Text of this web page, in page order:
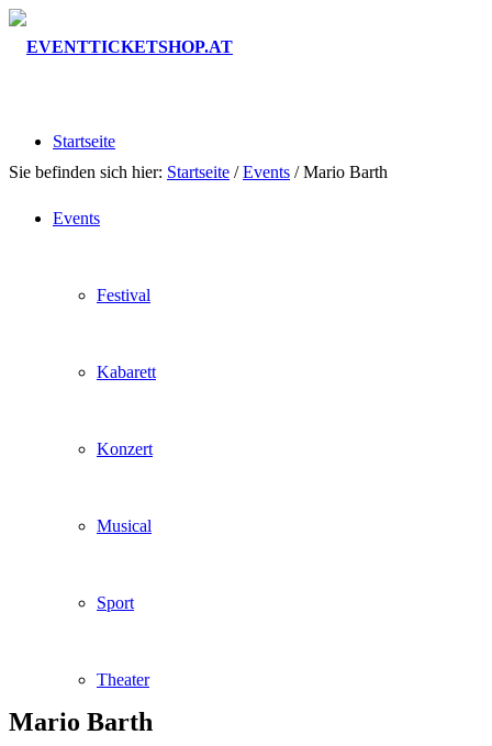
Startseite
Events
Festival
Kabarett
Konzert
Musical
Sport
Theater
Sie befinden sich hier: Startseite / Events / Mario Barth
Mario Barth